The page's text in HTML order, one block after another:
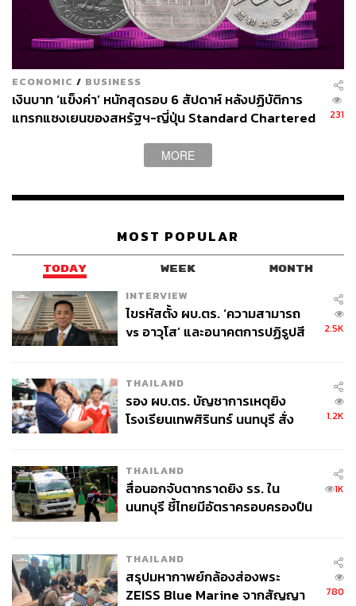
ECONOMIC / BUSINESS
เงินบาท ‘แข็งค่า’ หนักสุดรอบ 6 สัปดาห์ หลังปฏิบัติการ
แทรกแซงเยนของสหรัฐฯ-ญี่ปุ่น Standard Chartered
231
MORE
MOST POPULAR
TODAY WEEK MONTH
INTERVIEW
ไขรหัสตั้ง ผบ.ตร. ‘ความสามารถ
vs อาวุโส’ และอนาคตการปฏิรูปสี
2.5K
THAILAND
รอง ผบ.ตร. บัญชาการเหตุยิง
โรงเรียนเทพศิรินทร์ นนทบุรี สั่ง
1.2K
THAILAND
สื่อนอกจับตากราดยิง รร. ใน
นนทบุรี ชี้ไทยมีอัตราครอบครองปืน
1K
THAILAND
สรุปมหากาพย์กล้องส่องพระ
ZEISS Blue Marine จากสัญญา
780